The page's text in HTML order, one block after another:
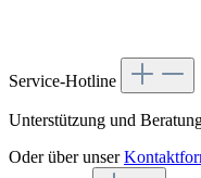
Service-Hotline
Unterstützung und
Oder über unser